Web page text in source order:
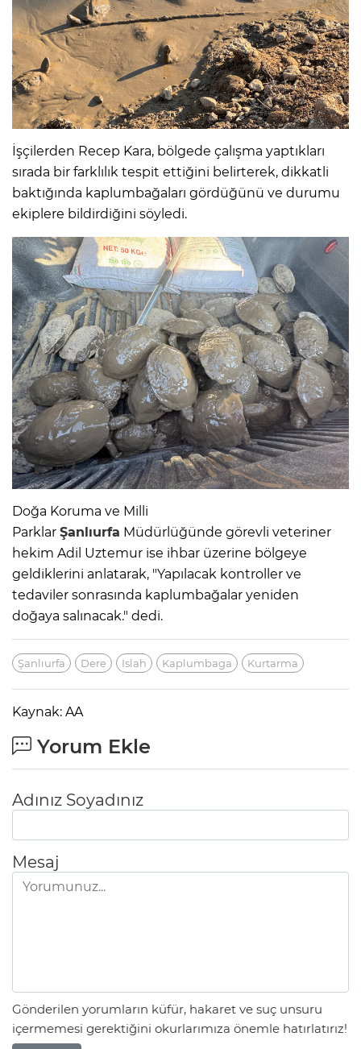
İşçilerden Recep Kara, bölgede çalışma yaptıkları
sırada bir farklılık tespit ettiğini belirterek, dikkatli
baktığında kaplumbağaları gördüğünü ve durumu
ekiplere bildirdiğini söyledi.
Doğa Koruma ve Milli
Parklar Şanlıurfa Müdürlüğünde görevli veteriner
hekim Adil Uztemur ise ihbar üzerine bölgeye
geldiklerini anlatarak, "Yapılacak kontroller ve
tedaviler sonrasında kaplumbağalar yeniden
doğaya salınacak." dedi.
Şanlıurfa Dere Islah Kaplumbaga Kurtarma
Kaynak: AA
Yorum Ekle
Adınız Soyadınız
Mesaj
Gönderilen yorumların küfür, hakaret ve suç unsuru
içermemesi gerektiğini okurlarımıza önemle hatırlatırız!